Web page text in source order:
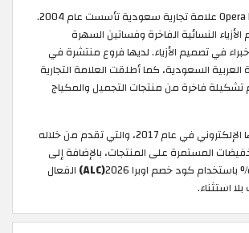
أوبرا فاشن Opera Fashion علامة تجارية سعودية تأسست عام 2004.
النسائية الفاخرة وفساتين السهرة
في تصميم الأزياء. لديها فروع منتشرة في
السعودية، كما أطلقت العلامة التجارية
تشكيلة فاخرة من منتجات التجميل والمكياج
كما أنشأت موقعها الإلكتروني في عام 2017، والتي تقدم من خلاله
المستمرة على المنتجات، بالإضافة إلى
(ALC)
الفعال
استثناء.